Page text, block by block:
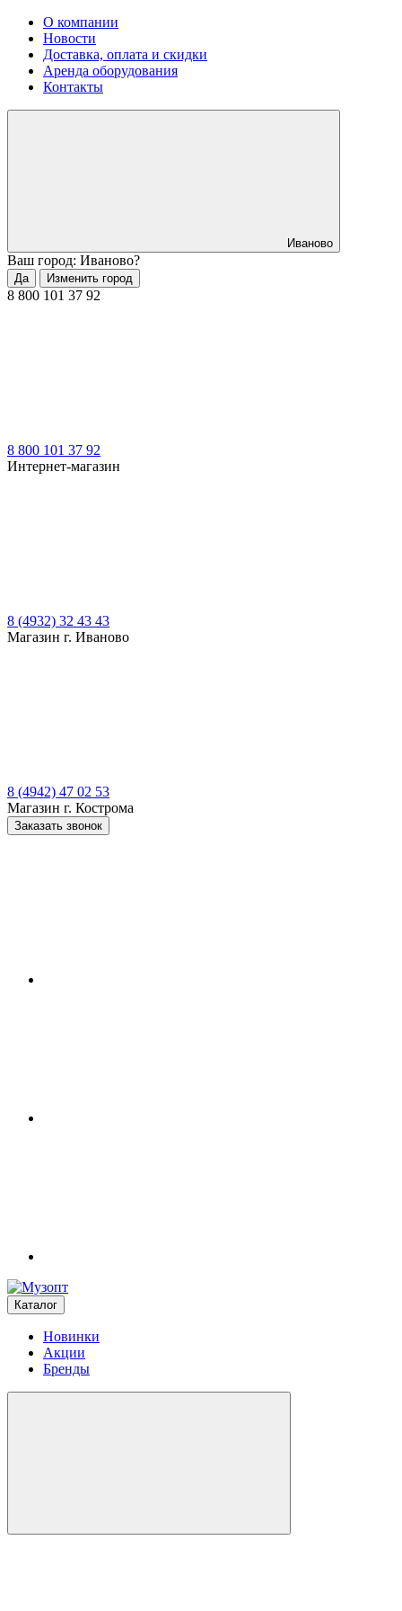
О компании
Новости
Доставка, оплата и скидки
Аренда оборудования
Контакты
Иваново
Ваш город: Иваново?
Да Изменить город
8 800 101 37 92
8 800 101 37 92
Интернет-магазин
8 (4932) 32 43 43
Магазин г. Иваново
8 (4942) 47 02 53
Магазин г. Кострома
Заказать звонок
Каталог
Новинки
Акции
Бренды